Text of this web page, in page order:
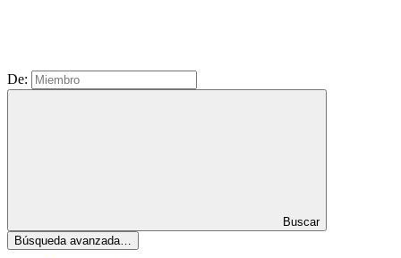
De:
Buscar
Búsqueda avanzada…